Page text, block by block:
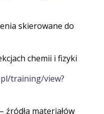
skierowane do
chemii i fizyki
training/view?
źródła materiałów